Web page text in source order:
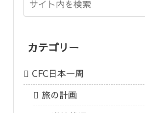
カテゴリー
CFC日本一周
旅の計画